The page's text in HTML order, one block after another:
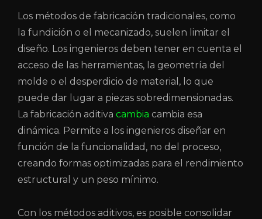
Los métodos de fabricación tradicionales, como
la fundición o el mecanizado, suelen limitar el
diseño. Los ingenieros deben tener en cuenta el
acceso de las herramientas, la geometría del
molde o el desperdicio de material, lo que
puede dar lugar a piezas sobredimensionadas.
La fabricación aditiva cambia cambia esa
dinámica. Permite a los ingenieros diseñar en
función de la funcionalidad, no del proceso,
creando formas optimizadas para el rendimiento
estructural y un peso mínimo.
Con los métodos aditivos, es posible consolidar